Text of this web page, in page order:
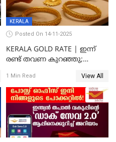
KERALA
Posted On 14-11-2025
KERALA GOLD RATE | ഇന്ന്
രണ്ട് തവണ കുറഞ്ഞു;
1 Min Read View All